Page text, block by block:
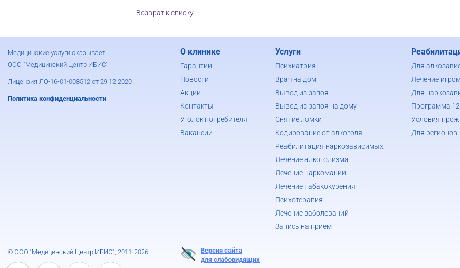
Возврат к списку
Медицинские услуги оказывает
ООО "Медицинский Центр ИБИС"
Лицензия ЛО-16-01-008512 от 29.12.2020
Политика конфиденциальности
О клинике
Гарантии
Новости
Акции
Контакты
Уголок потребителя
Вакансии
Услуги
Психиатрия
Врач на дом
Вывод из запоя
Вывод из запоя на дому
Снятие ломки
Кодирование от алкоголя
Реабилитация наркозависимых
Лечение алкоголизма
Лечение наркомании
Лечение табакокурения
Психотерапия
Лечение заболеваний
Запись на прием
Для
Лечение
Для
Программа
Условия
Для регионов
© ООО "Медицинский Центр ИБИС", 2011-2026.
Версия сайта
для слабовидящих